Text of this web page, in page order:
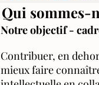
Qui sommes-
Notre objectif -
Contribuer, en
mieux faire